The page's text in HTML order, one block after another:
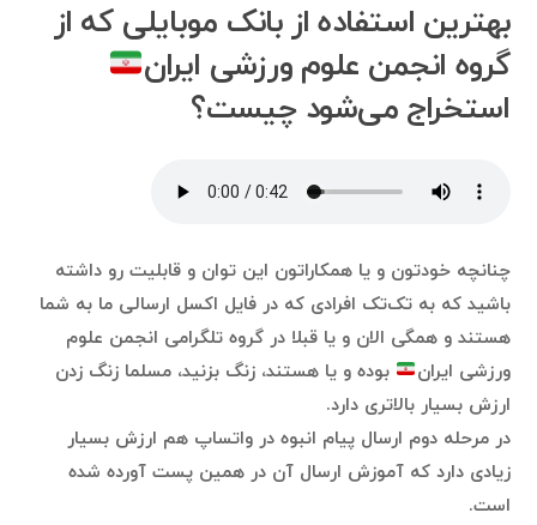
بهترین استفاده‌ از بانک موبایلی که از
گروه انجمن علوم ورزشی ایران
استخراج می‌شود چیست؟
چنانچه خودتون و یا همکاراتون این توان و قابلیت رو داشته
باشید که به تک‌تک افرادی که در فایل اکسل ارسالی ما به شما
هستند و همگی الان و یا قبلا در گروه تلگرامی انجمن علوم
ورزشی ایران
بوده و یا هستند، زنگ بزنید، مسلما زنگ زدن
ارزش بسیار بالاتری دارد.
در مرحله دوم ارسال پیام انبوه در واتساپ هم ارزش بسیار
زیادی دارد که آموزش ارسال آن در همین پست آورده شده
است.